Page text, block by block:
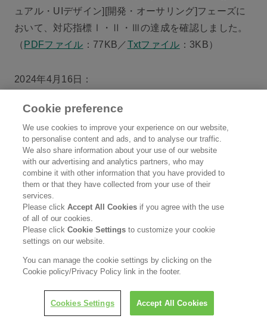
ュアル・UIデザイン][開発・オーサリング]フェーズに
おいて、対応指標Ⅰ・Ⅱ・Ⅲの達成を確認しました。
（ PDFファイル ：77KB／Txtファイル ：3KB）
2024年4月16日：
ジュアル・UIデザイン][開発・オーサリング]フェーズ
において、対応指標Ⅰ・Ⅱ・Ⅲの達成を確認しまし
た。（
PDFファイル：77KB／ Txtファイル ：3KB）
2024年4月16日：
医療関係者のみなさまへ
ュアル・UIデザイン][開発・オーサリング]フェーズに
おいて、対応指標Ⅰ・Ⅱ・Ⅲの達成を確認しました。
PDFファイル
守って補う『セラミドケア』とはでは、[コンテンツ作
成][ビジュアル・UIデザイン][開発・オーサリング]フェ
Cookie preference
We use cookies to improve your experience on our website,
to personalise content and ads, and to analyse our traffic.
We also share information about your use of our website
with our advertising and analytics partners, who may
combine it with other information that you have provided to
them or that they have collected from your use of their
services.
Please clickAccept All Cookies if you agree with the use
of all of our cookies.
Please clickCookie Settingsto customize your cookie
settings on our website.
You can manage the cookie settings by clicking on the
Cookie policy/Privacy Policy link in the footer.
Cookies Settings Accept All Cookies